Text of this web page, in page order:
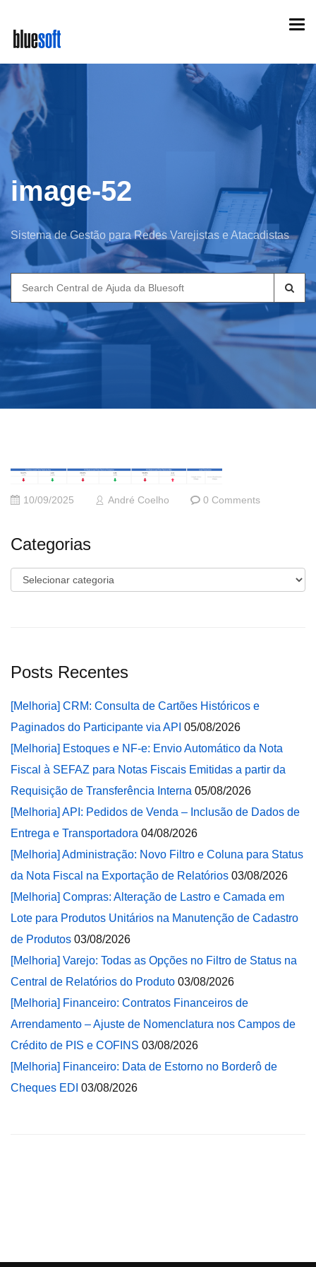
main
content
image-52
Sistema de Gestão para Redes Varejistas e Atacadistas
Search
for:
10/09/2025 André Coelho 0 Comments
Categorias
Categorias
Posts Recentes
[Melhoria] CRM: Consulta de Cartões Históricos e
Paginados do Participante via API 05/08/2026
[Melhoria] Estoques e NF-e: Envio Automático da Nota
Fiscal à SEFAZ para Notas Fiscais Emitidas a partir da
Requisição de Transferência Interna 05/08/2026
[Melhoria] API: Pedidos de Venda – Inclusão de Dados de
Entrega e Transportadora 04/08/2026
[Melhoria] Administração: Novo Filtro e Coluna para Status
da Nota Fiscal na Exportação de Relatórios 03/08/2026
[Melhoria] Compras: Alteração de Lastro e Camada em
Lote para Produtos Unitários na Manutenção de Cadastro
de Produtos 03/08/2026
[Melhoria] Varejo: Todas as Opções no Filtro de Status na
Central de Relatórios do Produto 03/08/2026
[Melhoria] Financeiro: Contratos Financeiros de
Arrendamento – Ajuste de Nomenclatura nos Campos de
Crédito de PIS e COFINS 03/08/2026
[Melhoria] Financeiro: Data de Estorno no Borderô de
Cheques EDI 03/08/2026